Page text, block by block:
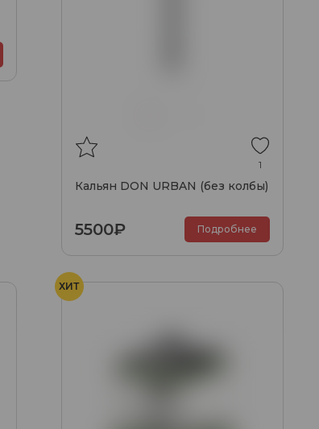
1
Кальян DON URBAN (без колбы)
5500₽ Подробнее
ХИТ